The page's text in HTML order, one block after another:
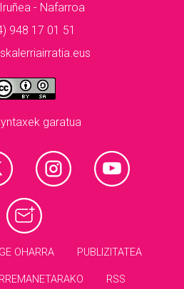
- Nafarroa
948 17 01 51
garatua
OHARRA PUBLIZITATEA
RSS